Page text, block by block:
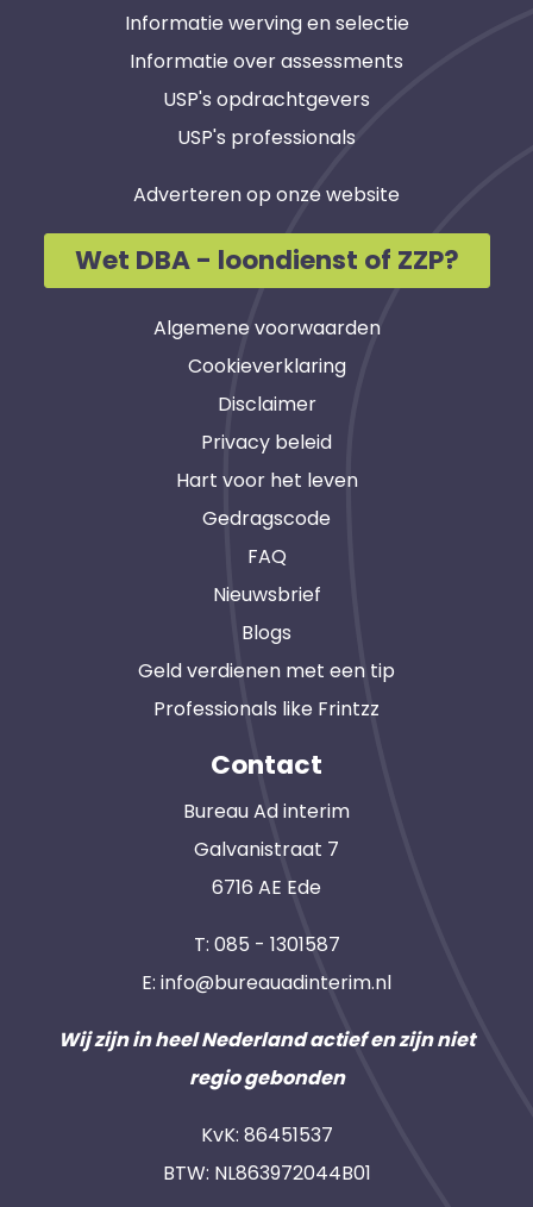
Informatie werving en selectie
Informatie over assessments
USP's opdrachtgevers
USP's professionals
Adverteren op onze website
Wet DBA - loondienst of ZZP?
Algemene voorwaarden
Cookieverklaring
Disclaimer
Privacy beleid
Hart voor het leven
Gedragscode
FAQ
Nieuwsbrief
Blogs
Geld verdienen met een tip
Professionals like Frintzz
Contact
Bureau Ad interim
Galvanistraat 7
6716 AE Ede
T: 085 - 1301587
E: info@bureauadinterim.nl
Wij zijn in heel Nederland actief en zijn niet
regio gebonden
KvK: 86451537
BTW: NL863972044B01